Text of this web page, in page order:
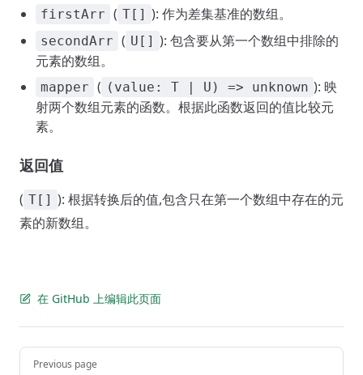
firstArr ( T[] ): 作为差集基准的数组。
secondArr ( U[] ): 包含要从第一个数组中排除的
元素的数组。
mapper ( (value: T | U) => unknown ): 映
射两个数组元素的函数。根据此函数返回的值比较元
素。
返回值
( T[] ): 根据转换后的值,包含只在第一个数组中存在的元
素的新数组。
在 GitHub 上编辑此页面
Pager
Previous page